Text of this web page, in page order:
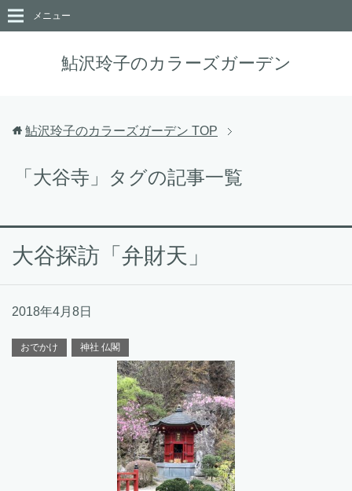
鮎沢玲子のカラーズガーデン
メニュー
鮎沢玲子のカラーズガーデン TOP
「大谷寺」タグの記事一覧
大谷探訪「弁財天」
2018年4月8日
おでかけ 神社 仏閣